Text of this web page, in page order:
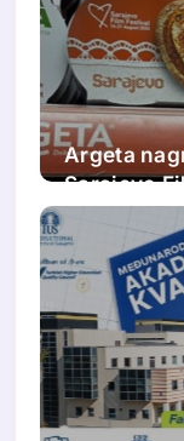
Argeta
Sarajevo
Sarajevo
filmovima.